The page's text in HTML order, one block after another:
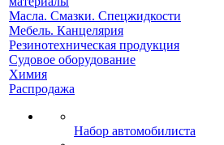
Масла. Смазки. Спецжидкости
Мебель. Канцелярия
Резинотехническая продукция
Судовое оборудование
Химия
Распродажа
Набор автомобилиста